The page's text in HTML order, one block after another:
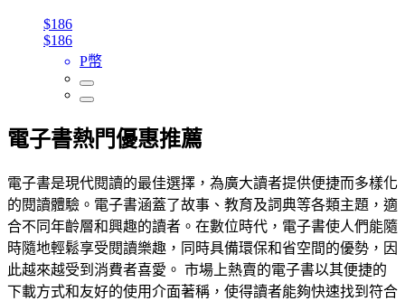
$186
$186
P幣
電子書熱門優惠推薦
電子書是現代閱讀的最佳選擇，為廣大讀者提供便捷而多樣化
的閱讀體驗。電子書涵蓋了故事、教育及詞典等各類主題，適
合不同年齡層和興趣的讀者。在數位時代，電子書使人們能隨
時隨地輕鬆享受閱讀樂趣，同時具備環保和省空間的優勢，因
此越來越受到消費者喜愛。 市場上熱賣的電子書以其便捷的
下載方式和友好的使用介面著稱，使得讀者能夠快速找到符合